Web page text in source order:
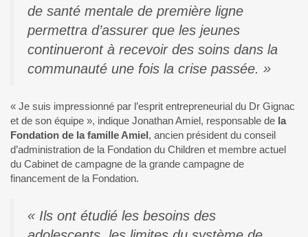
de santé mentale de première ligne
permettra d’assurer que les jeunes
continueront à recevoir des soins dans la
communauté une fois la crise passée. »
« Je suis impressionné par l’esprit entrepreneurial du Dr Gignac
et de son équipe », indique Jonathan Amiel, responsable de la
Fondation de la famille Amiel, ancien président du conseil
d’administration de la Fondation du Children et membre actuel
du Cabinet de campagne de la grande campagne de
financement de la Fondation.
« Ils ont étudié les besoins des